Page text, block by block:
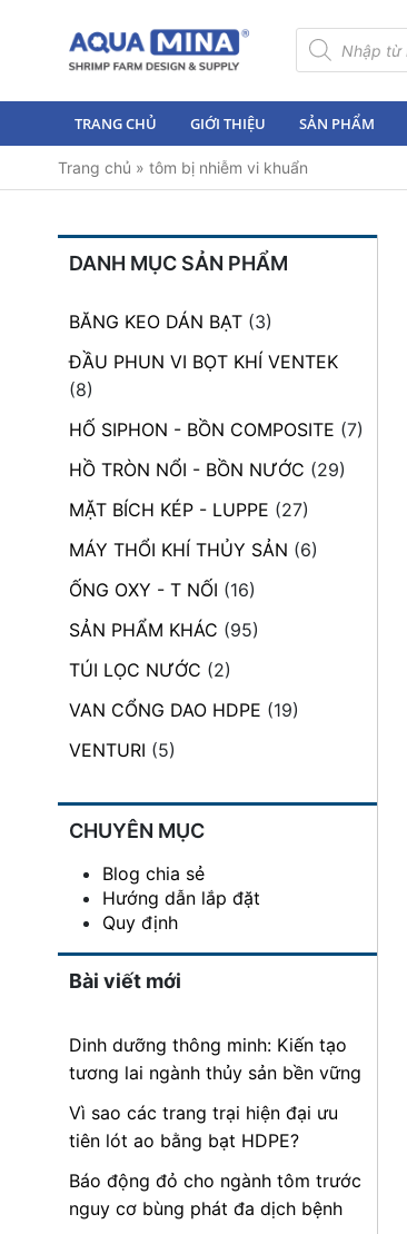
Tìm
kiếm
sản
TRANG CHỦ GIỚI THIỆU SẢN PHẨM
Trang chủ » tôm bị nhiễm vi khuẩn
DANH MỤC SẢN PHẨM
BĂNG KEO DÁN BẠT (3)
ĐẦU PHUN VI BỌT KHÍ VENTEK
(8)
HỐ SIPHON - BỒN COMPOSITE (7)
HỒ TRÒN NỔI - BỒN NƯỚC (29)
MẶT BÍCH KÉP - LUPPE (27)
MÁY THỔI KHÍ THỦY SẢN (6)
ỐNG OXY - T NỐI (16)
SẢN PHẨM KHÁC (95)
TÚI LỌC NƯỚC (2)
VAN CỔNG DAO HDPE (19)
VENTURI (5)
CHUYÊN MỤC
Blog chia sẻ
Hướng dẫn lắp đặt
Quy định
Bài viết mới
Dinh dưỡng thông minh: Kiến tạo
tương lai ngành thủy sản bền vững
Vì sao các trang trại hiện đại ưu
tiên lót ao bằng bạt HDPE?
Báo động đỏ cho ngành tôm trước
nguy cơ bùng phát đa dịch bệnh